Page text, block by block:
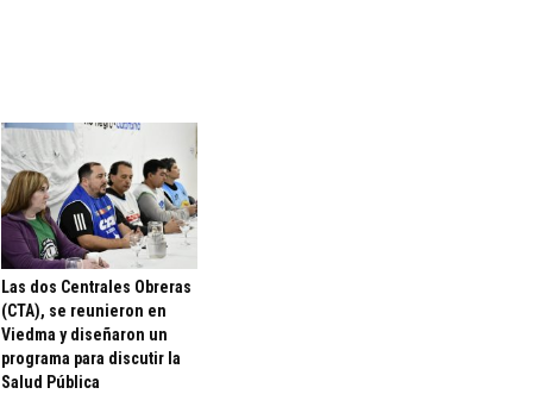
Las dos Centrales Obreras
(CTA), se reunieron en
Viedma y diseñaron un
programa para discutir la
Salud Pública